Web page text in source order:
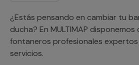
¿Estás pensando en cambiar tu
ducha? En MULTIMAP
fontaneros profesionales
servicios.